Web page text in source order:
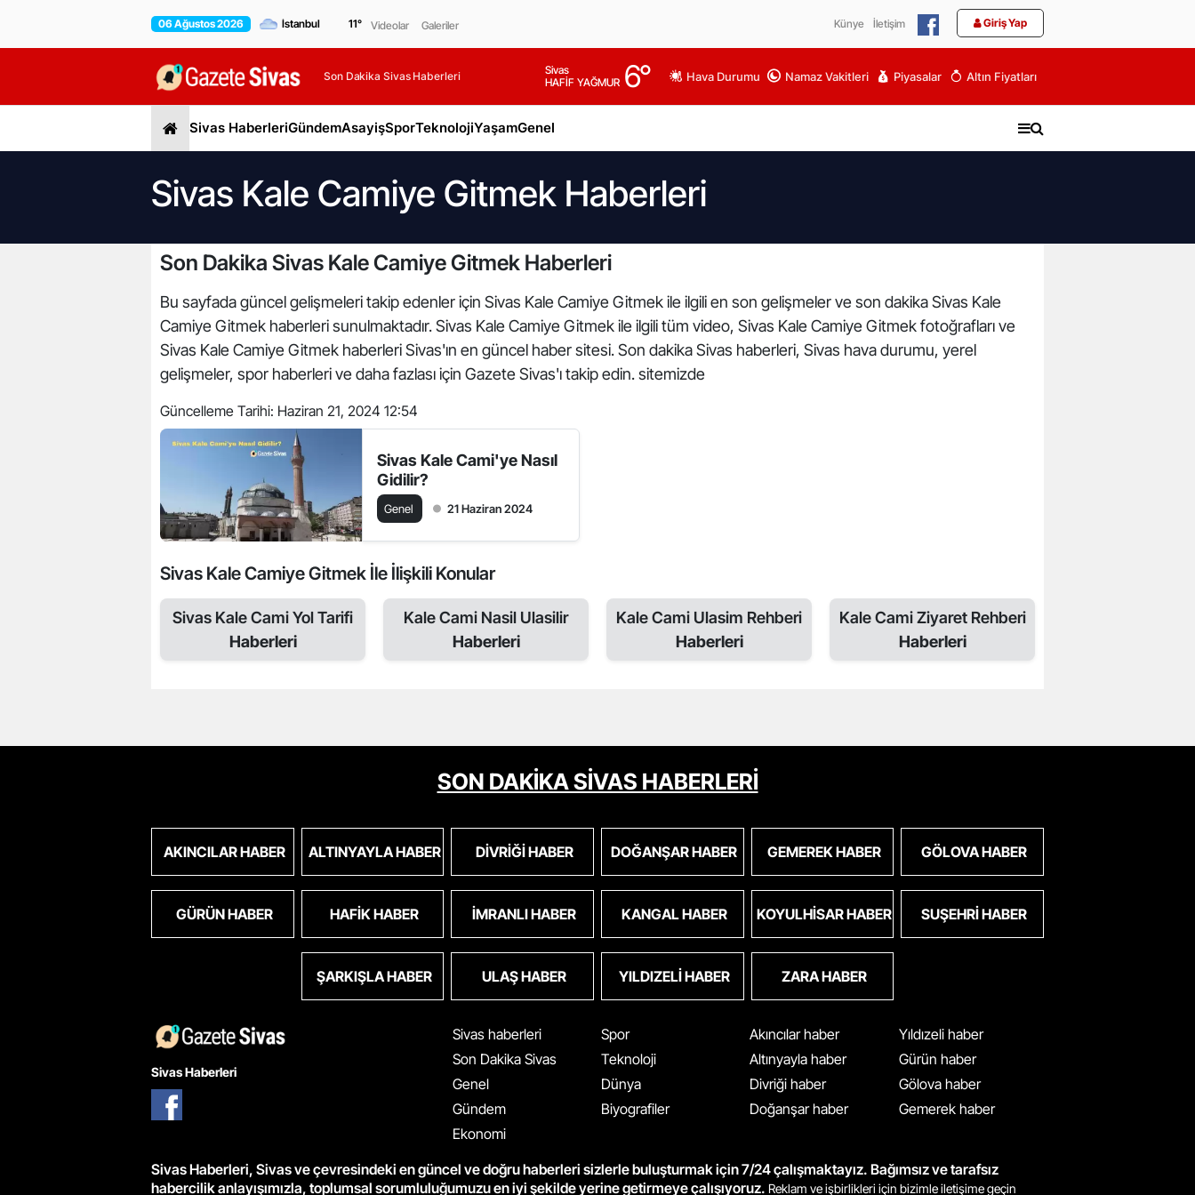
06 Ağustos 2026 11° Videolar Galeriler Künye İletişim Giriş Yap
Son Dakika Sivas Haberleri
Sivas
HAFİF YAĞMUR 6° Hava Durumu Namaz Vakitleri Piyasalar Altın Fiyatları
Sivas HaberleriGündemAsayişSporTeknolojiYaşamGenel
Sivas Kale Camiye Gitmek Haberleri
Son Dakika Sivas Kale Camiye Gitmek Haberleri
Bu sayfada güncel gelişmeleri takip edenler için Sivas Kale Camiye Gitmek ile ilgili en son gelişmeler ve son dakika Sivas Kale
Camiye Gitmek haberleri sunulmaktadır. Sivas Kale Camiye Gitmek ile ilgili tüm video, Sivas Kale Camiye Gitmek fotoğrafları ve
Sivas Kale Camiye Gitmek haberleri Sivas'ın en güncel haber sitesi. Son dakika Sivas haberleri, Sivas hava durumu, yerel
gelişmeler, spor haberleri ve daha fazlası için Gazete Sivas'ı takip edin. sitemizde
Güncelleme Tarihi: Haziran 21, 2024 12:54
Sivas Kale Cami'ye Nasıl
Gidilir?
Genel 21 Haziran 2024
Sivas Kale Camiye Gitmek İle İlişkili Konular
Sivas Kale Cami Yol Tarifi
Haberleri
Kale Cami Nasil Ulasilir
Haberleri
Kale Cami Ulasim Rehberi
Haberleri
Kale Cami Ziyaret Rehberi
Haberleri
SON DAKİKA SİVAS HABERLERİ
AKINCILAR HABER ALTINYAYLA HABER DIVRIĞI HABER DOĞANŞAR HABER GEMEREK HABER GÖLOVA HABER
GÜRÜN HABER HAFIK HABER İMRANLI HABER KANGAL HABER KOYULHISAR HABER SUŞEHRI HABER
ŞARKIŞLA HABER ULAŞ HABER YILDIZELI HABER ZARA HABER
Sivas Haberleri
Sivas haberleri
Son Dakika Sivas
Genel
Gündem
Ekonomi
Spor
Teknoloji
Dünya
Biyografiler
Akıncılar haber
Altınyayla haber
Divriği haber
Doğanşar haber
Yıldızeli haber
Gürün haber
Gölova haber
Gemerek haber
Sivas Haberleri, Sivas ve çevresindeki en güncel ve doğru haberleri sizlerle buluşturmak için 7/24 çalışmaktayız. Bağımsız ve tarafsız
habercilik anlayışımızla, toplumsal sorumluluğumuzu en iyi şekilde yerine getirmeye çalışıyoruz. Reklam ve işbirlikleri için bizimle iletişime geçin